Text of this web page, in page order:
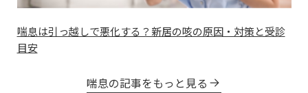
喘息は引っ越しで悪化する？新居の咳の原因・対策と受診
目安
喘息の記事をもっと見る